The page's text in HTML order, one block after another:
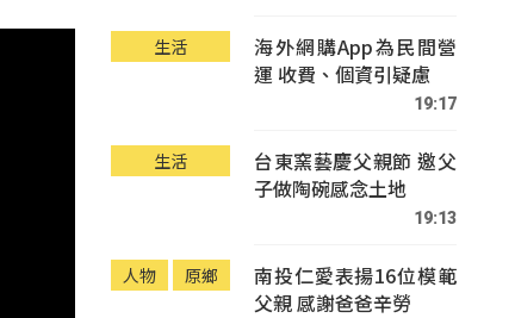
生活
海外網購App為民間營
運 收費、個資引疑慮
19:17
生活
台東窯藝慶父親節 邀父
子做陶碗感念土地
19:13
人物 原鄉
南投仁愛表揚16位模範
父親 感謝爸爸辛勞